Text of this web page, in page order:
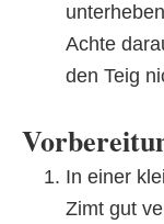
Achte
den Teig
In einer
Zimt gut